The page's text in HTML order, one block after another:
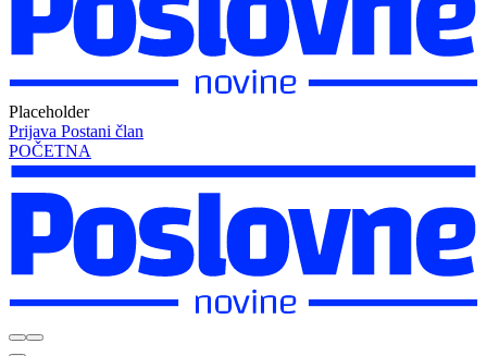
Placeholder
Prijava Postani član
POČETNA